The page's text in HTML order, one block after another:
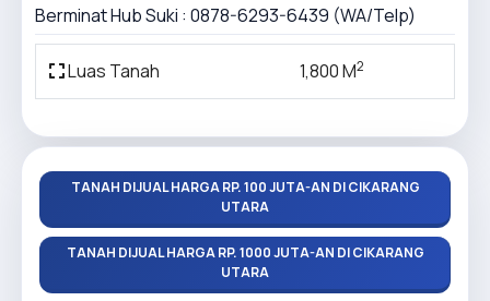
Berminat Hub Suki : 0878-6293-6439 (WA/Telp)
Luas Tanah 1,800 M2
TANAH DIJUAL HARGA RP. 100 JUTA-AN DI CIKARANG
UTARA
TANAH DIJUAL HARGA RP. 1000 JUTA-AN DI CIKARANG
UTARA